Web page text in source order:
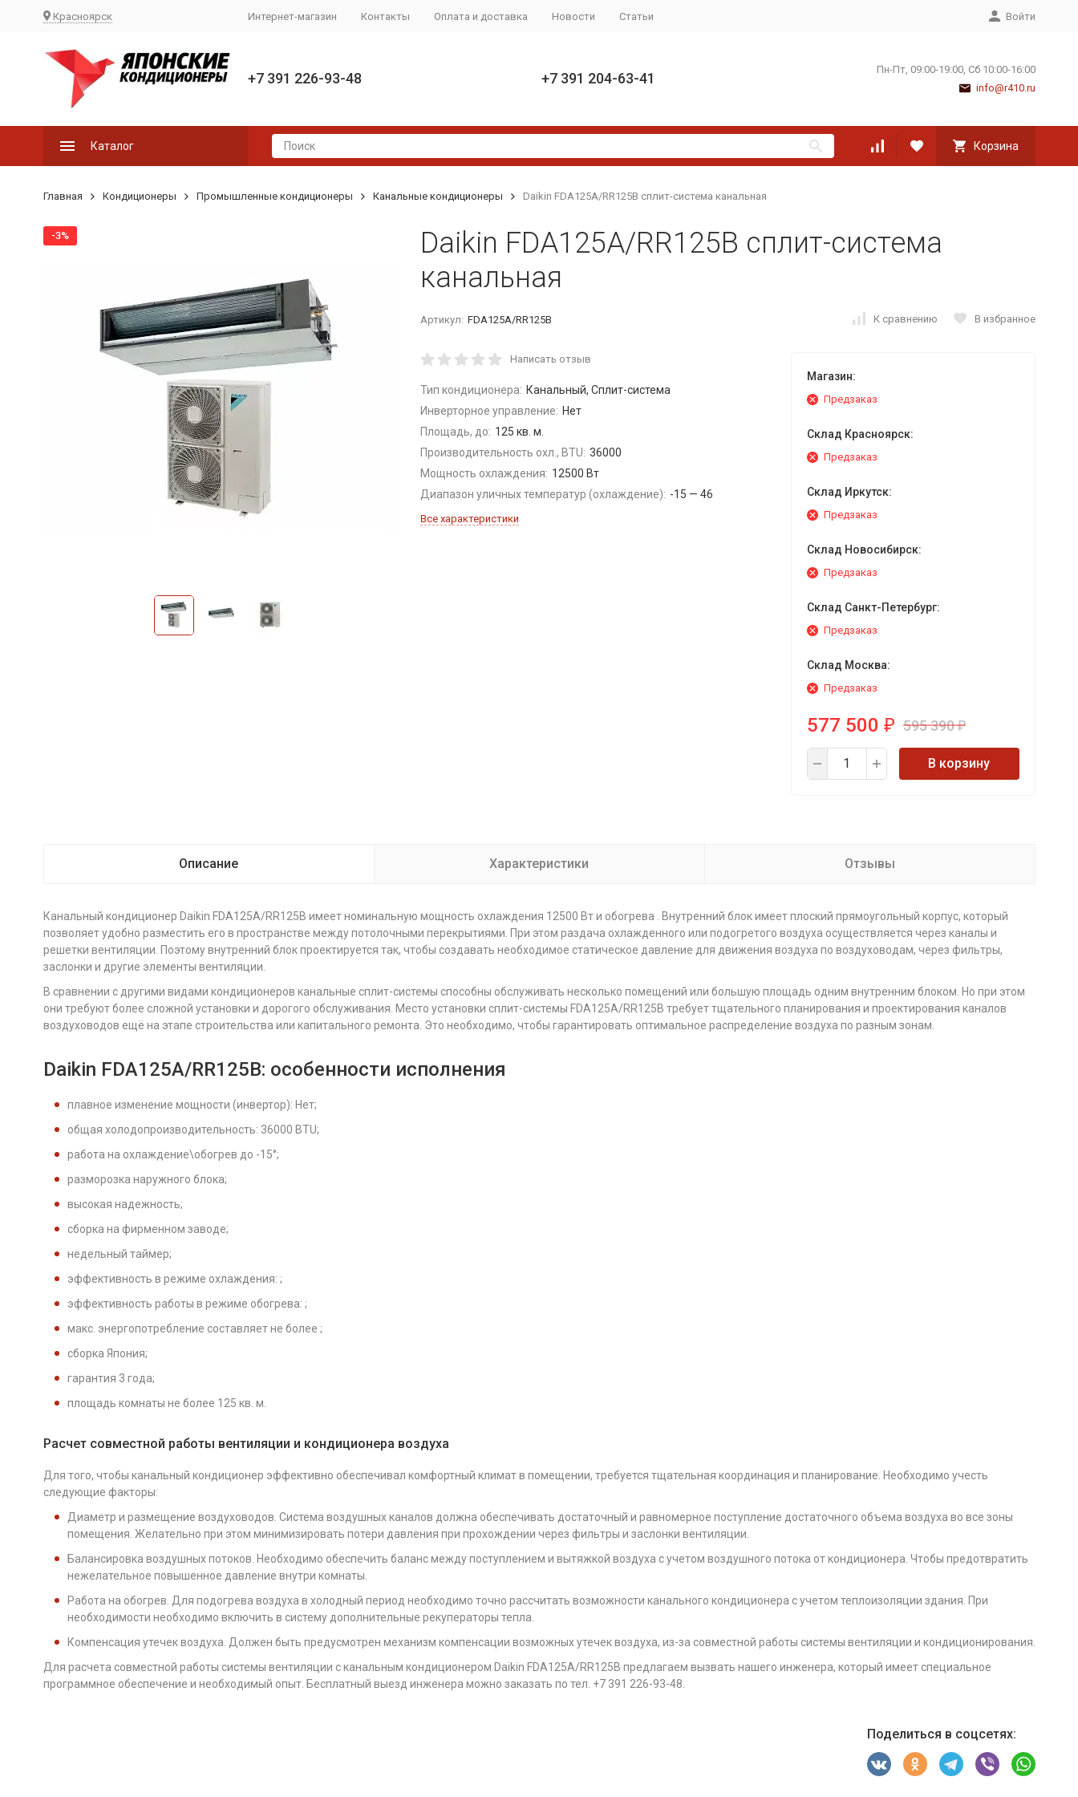
Красноярск Интернет-магазин Контакты Оплата и доставка Новости Статьи Войти
+7 391 226-93-48 +7 391 204-63-41
Пн-Пт, 09:00-19:00, Сб 10:00-16:00
info@r410.ru
Каталог Корзина
Главная Кондиционеры Промышленные кондиционеры Канальные кондиционеры Daikin FDA125A/RR125B сплит-система канальная
-3%
Daikin FDA125A/RR125B сплит-система
канальная
Артикул: FDA125A/RR125B К сравнению В избранное
Написать отзыв
Тип кондиционера: Канальный, Сплит-система
Инверторное управление: Нет
Площадь, до: 125 кв. м.
Производительность охл., BTU: 36000
Мощность охлаждения: 12500 Вт
Диапазон уличных температур (охлаждение): -15 — 46
Все характеристики
Магазин:
Предзаказ
Склад Красноярск:
Предзаказ
Склад Иркутск:
Предзаказ
Склад Новосибирск:
Предзаказ
Склад Санкт-Петербург:
Предзаказ
Склад Москва:
Предзаказ
577 500 ₽ 595 390₽
В корзину
Описание Характеристики Отзывы
Канальный кондиционер Daikin FDA125A/RR125B имеет номинальную мощность охлаждения 12500 Вт и обогрева . Внутренний блок имеет плоский прямоугольный корпус, который
позволяет удобно разместить его в пространстве между потолочными перекрытиями. При этом раздача охлажденного или подогретого воздуха осуществляется через каналы и
решетки вентиляции. Поэтому внутренний блок проектируется так, чтобы создавать необходимое статическое давление для движения воздуха по воздуховодам, через фильтры,
заслонки и другие элементы вентиляции.
В сравнении с другими видами кондиционеров канальные сплит-системы способны обслуживать несколько помещений или большую площадь одним внутренним блоком. Но при этом
они требуют более сложной установки и дорогого обслуживания. Место установки сплит-системы FDA125A/RR125B требует тщательного планирования и проектирования каналов
воздуховодов ещё на этапе строительства или капитального ремонта. Это необходимо, чтобы гарантировать оптимальное распределение воздуха по разным зонам.
Daikin FDA125A/RR125B: особенности исполнения
плавное изменение мощности (инвертор): Нет;
общая холодопроизводительность: 36000 BTU;
работа на охлаждение\обогрев до -15°;
разморозка наружного блока;
высокая надежность;
сборка на фирменном заводе;
недельный таймер;
эффективность в режиме охлаждения: ;
эффективность работы в режиме обогрева: ;
макс. энергопотребление составляет не более ;
сборка Япония;
гарантия 3 года;
площадь комнаты не более 125 кв. м.
Расчет совместной работы вентиляции и кондиционера воздуха
Для того, чтобы канальный кондиционер эффективно обеспечивал комфортный климат в помещении, требуется тщательная координация и планирование. Необходимо учесть
следующие факторы:
Диаметр и размещение воздуховодов. Система воздушных каналов должна обеспечивать достаточный и равномерное поступление достаточного объема воздуха во все зоны
помещения. Желательно при этом минимизировать потери давления при прохождении через фильтры и заслонки вентиляции.
Балансировка воздушных потоков. Необходимо обеспечить баланс между поступлением и вытяжкой воздуха с учетом воздушного потока от кондиционера. Чтобы предотвратить
нежелательное повышенное давление внутри комнаты.
Работа на обогрев. Для подогрева воздуха в холодный период необходимо точно рассчитать возможности канального кондиционера с учетом теплоизоляции здания. При
необходимости необходимо включить в систему дополнительные рекуператоры тепла.
Компенсация утечек воздуха. Должен быть предусмотрен механизм компенсации возможных утечек воздуха, из-за совместной работы системы вентиляции и кондиционирования.
Для расчета совместной работы системы вентиляции с канальным кондиционером Daikin FDA125A/RR125B предлагаем вызвать нашего инженера, который имеет специальное
программное обеспечение и необходимый опыт. Бесплатный выезд инженера можно заказать по тел. +7 391 226-93-48.
Поделиться в соцсетях: